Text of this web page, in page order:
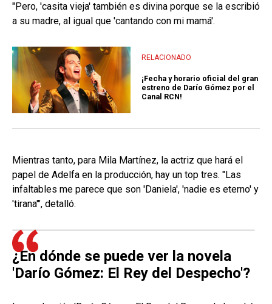
"Pero, 'casita vieja' también es divina porque se la escribió
a su madre, al igual que 'cantando con mi mamá'.
RELACIONADO
¡Fecha y horario oficial del gran
estreno de Darío Gómez por el
Canal RCN!
Mientras tanto, para Mila Martínez, la actriz que hará el
papel de Adelfa en la producción, hay un top tres. "Las
infaltables me parece que son 'Daniela', 'nadie es eterno' y
'tirana'", detalló.
¿En dónde se puede ver la novela
'Darío Gómez: El Rey del Despecho'?